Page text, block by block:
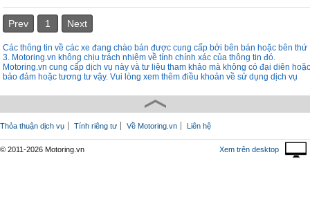
Prev 1 Next
Các thông tin về các xe đang chào bán được cung cấp bởi bên bán hoặc bên thứ
3. Motoring.vn không chịu trách nhiệm về tính chính xác của thông tin đó.
Motoring.vn cung cấp dịch vụ này và tư liệu tham khảo mà không có đại diên hoặc
bảo đảm hoặc tương tư vậy. Vui lòng xem thêm điều khoản về sử dụng dịch vụ
Thỏa thuận dịch vụ Tính riêng tư Về Motoring.vn Liên hệ
© 2011-2026 Motoring.vn Xem trên desktop